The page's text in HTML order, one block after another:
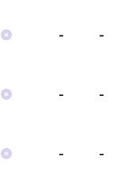
- -
- -
- -